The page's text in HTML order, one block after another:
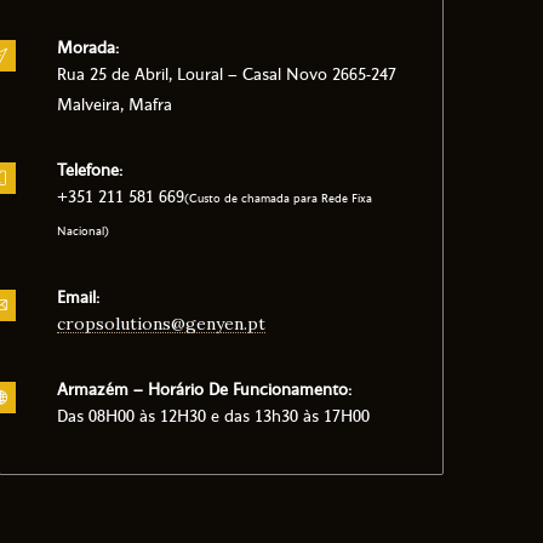
Morada:
Rua 25 de Abril, Loural – Casal Novo 2665-247
Malveira, Mafra
Telefone:
+351 211 581 669(Custo de chamada para Rede Fixa
Nacional)
Email:
cropsolutions@genyen.pt
Armazém – Horário De Funcionamento:
Das 08H00 às 12H30 e das 13h30 às 17H00